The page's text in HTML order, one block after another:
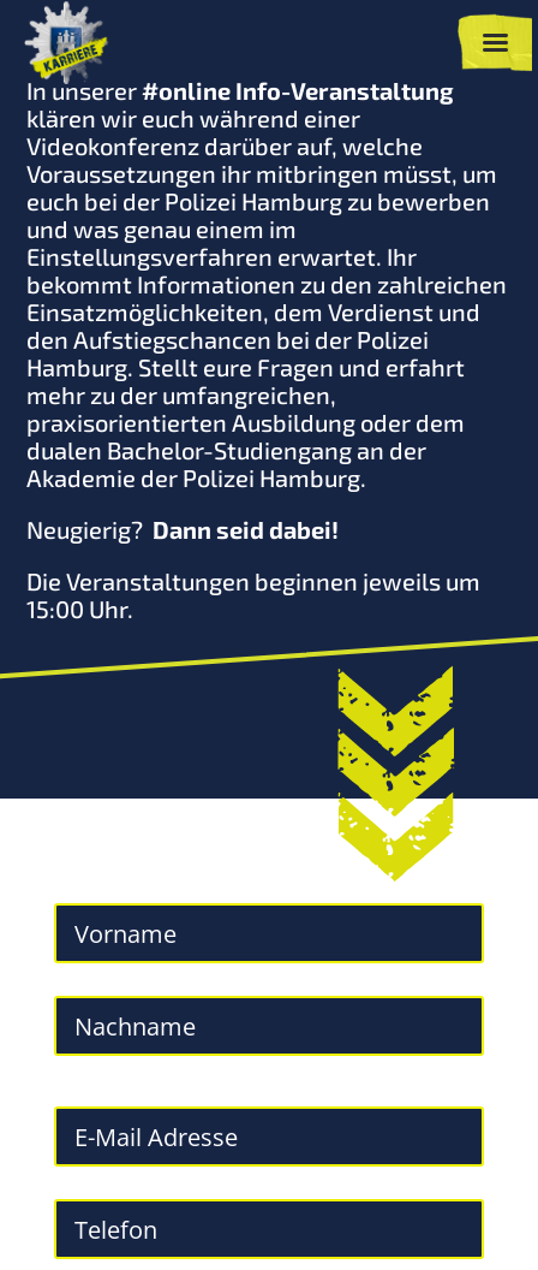
In unserer#online Info-Veranstaltung
klären wir euch während einer
Videokonferenz darüber auf, welche
Voraussetzungen ihr mitbringen müsst, um
euch bei der Polizei Hamburg zu bewerben
und was genau einem im
Einstellungsverfahren erwartet. Ihr
bekommt Informationen zu den zahlreichen
Einsatzmöglichkeiten, dem Verdienst und
den Aufstiegschancen bei der Polizei
Hamburg. Stellt eure Fragen und erfahrt
mehr zu der umfangreichen,
praxisorientierten Ausbildung oder dem
dualen Bachelor-Studiengang an der
Akademie der Polizei Hamburg.
Neugierig? Dann seid dabei!
Die Veranstaltungen beginnen jeweils um
15:00 Uhr.